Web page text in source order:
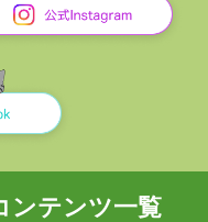
ンテンツ一覧